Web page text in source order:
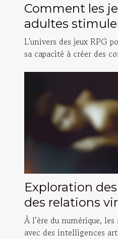
Comment les
adultes
l'interaction
L'univers des jeux RPG
sa capacité à créer des
Exploration
des relations
des
À l’ère du numérique,
avec des intelligences